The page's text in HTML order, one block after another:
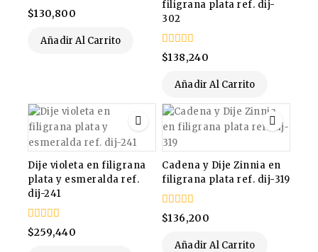
0
de
$130,800
Añadir Al Carrito
filigrana plata ref. dij-
302
0
de
$138,240
Añadir Al Carrito
Dije violeta en filigrana
plata y esmeralda ref.
dij-241
0
de
$259,440
Cadena y Dije Zinnia en
filigrana plata ref. dij-319
0
de
$136,200
Añadir Al Carrito